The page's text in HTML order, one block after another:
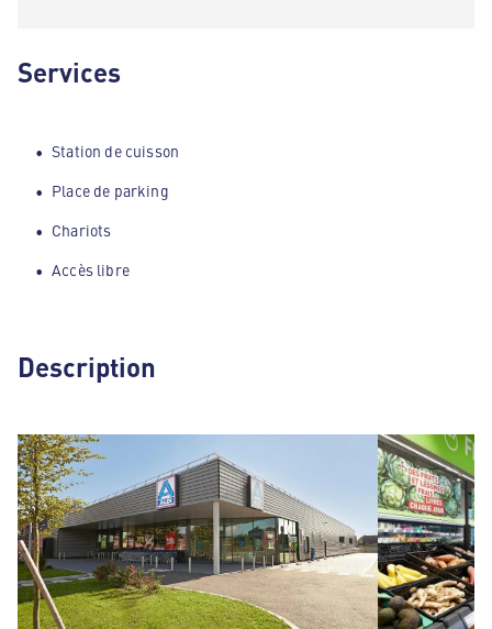
Services
Station de cuisson
Place de parking
Chariots
Accès libre
Description